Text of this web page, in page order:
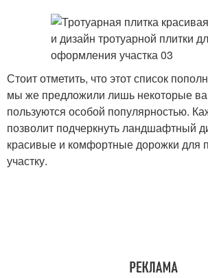
Стоит отметить, что этот список
мы же предложили лишь некоторые
пользуются особой популярностью.
позволит подчеркнуть ландшафтный
красивые и комфортные дорожки для
участку.